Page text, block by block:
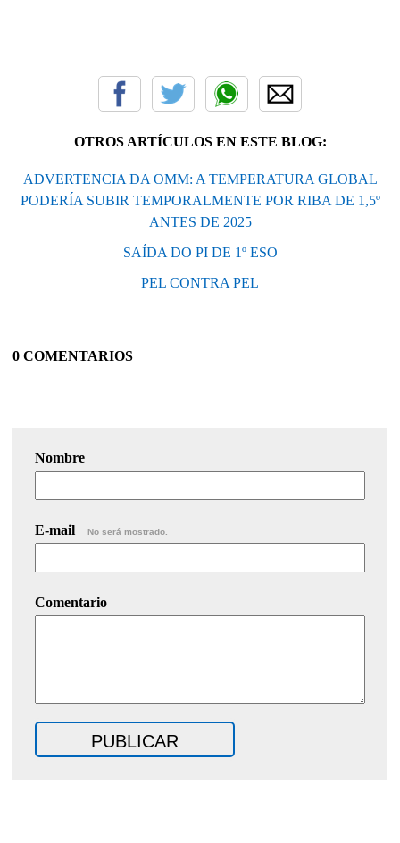
OTROS ARTÍCULOS EN ESTE BLOG:
ADVERTENCIA DA OMM: A TEMPERATURA GLOBAL
PODERÍA SUBIR TEMPORALMENTE POR RIBA DE 1,5º
ANTES DE 2025
SAÍDA DO PI DE 1º ESO
PEL CONTRA PEL
0 COMENTARIOS
Nombre
E-mail No será mostrado.
Comentario